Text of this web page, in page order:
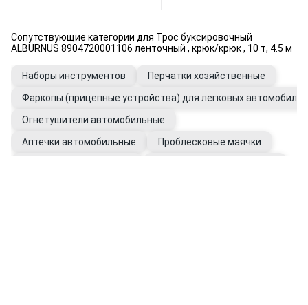
Сопутствующие категории для Трос буксировочный
ALBURNUS 8904720001106 ленточный , крюк/крюк , 10 т, 4.5 м
Наборы инструментов
Перчатки хозяйственные
Фаркопы (прицепные устройства) для легковых автомобилей
Огнетушители автомобильные
Аптечки автомобильные
Проблесковые маячки